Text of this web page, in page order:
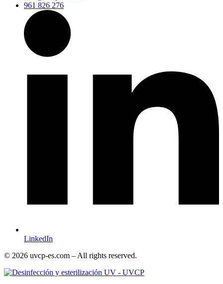
961 826 276
LinkedIn
© 2026 uvcp-es.com – All rights reserved.